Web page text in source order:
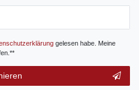
gelesen habe. Meine